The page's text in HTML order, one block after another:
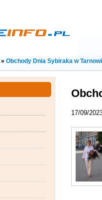
» Obchody Dnia Sybiraka w
17/09/